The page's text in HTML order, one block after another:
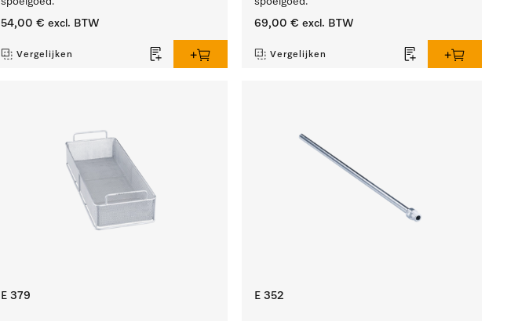
54,00 € excl. BTW
Vergelijken
69,00 € excl. BTW
Vergelijken
E 379 E 352